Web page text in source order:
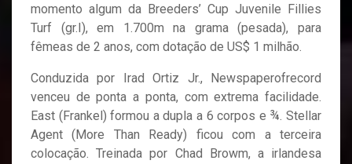
momento algum da Breeders’ Cup Juvenile Fillies
Turf (gr.I), em 1.700m na grama (pesada), para
fêmeas de 2 anos, com dotação de US$ 1 milhão.
Conduzida por Irad Ortiz Jr., Newspaperofrecord
venceu de ponta a ponta, com extrema facilidade.
East (Frankel) formou a dupla a 6 corpos e ¾. Stellar
Agent (More Than Ready) ficou com a terceira
colocação. Treinada por Chad Browm, a irlandesa